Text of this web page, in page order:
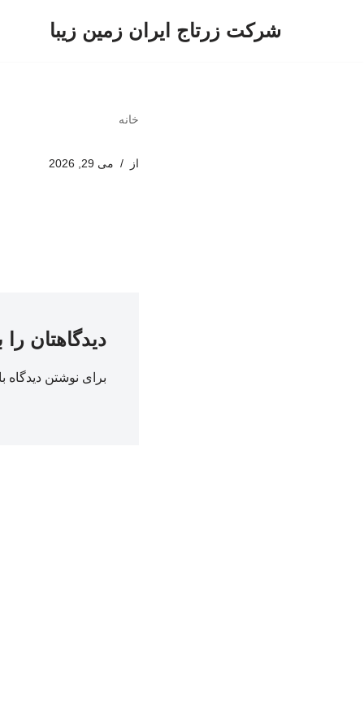
شرکت زرتاج ایران زمین زیبا
خانه
از می 29, 2026
دیدگاهتان را
برای نوشتن دیدگاه